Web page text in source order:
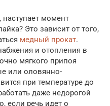
наступает момент
Это зависит от того,
медный прокат.
и отопления в
мягкого припоя
или оловянно-
при температуре до
даже недорогой
если речь идет о